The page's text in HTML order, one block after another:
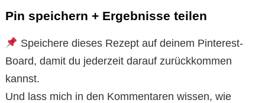
Pin speichern + Ergebnisse teilen
Speichere dieses Rezept auf deinem Pinterest-
Board, damit du jederzeit darauf zurückkommen
kannst.
Und lass mich in den Kommentaren wissen, wie